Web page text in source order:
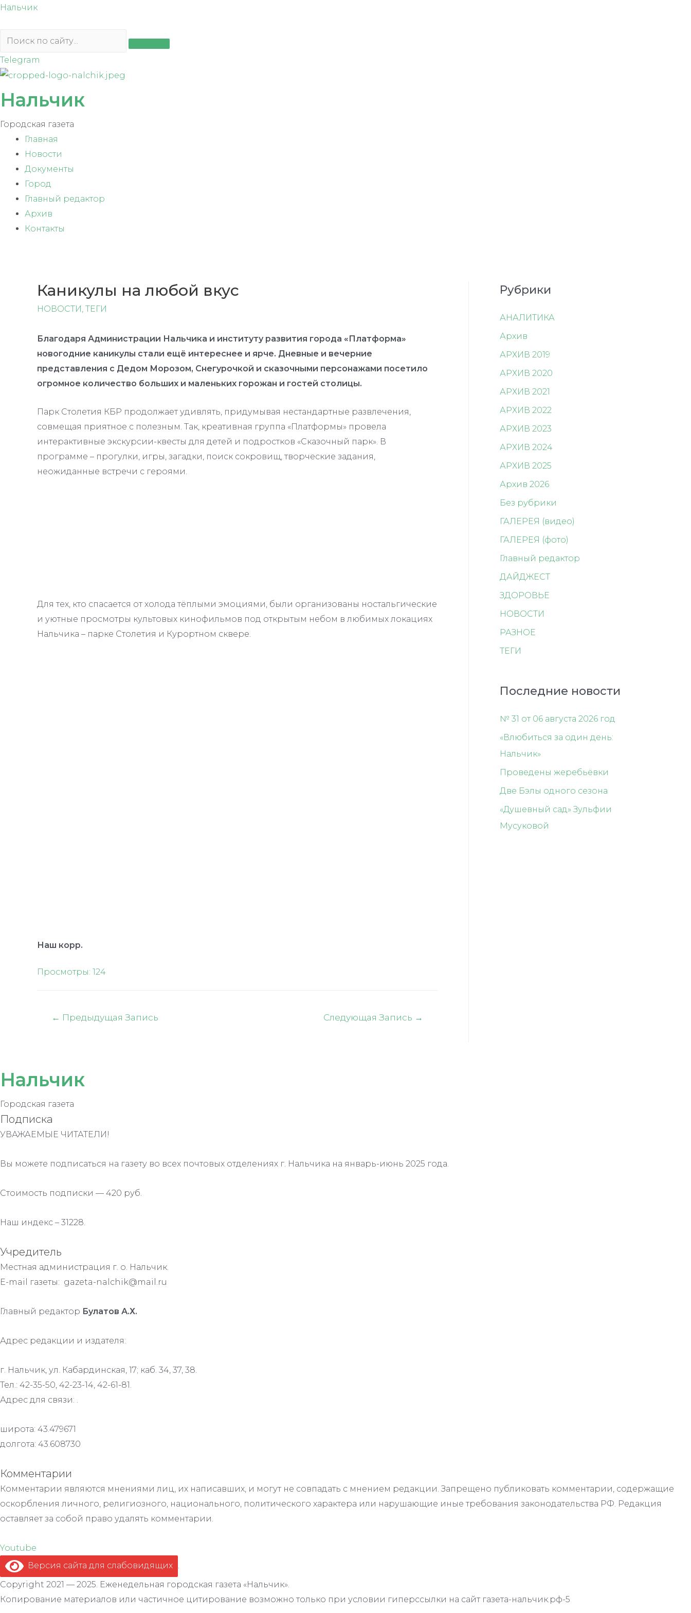
Перейти
содержимому
Нальчик
Telegram
Нальчик
Городская газета
Главная
Новости
Документы
Город
Главный редактор
Архив
Контакты
Каникулы на любой вкус
НОВОСТИ , ТЕГИ
Благодаря Администрации Нальчика и институту развития города «Платформа»
новогодние каникулы стали ещё интереснее и ярче. Дневные и вечерние
представления с Дедом Морозом, Снегурочкой и сказочными персонажами посетило
огромное количество больших и маленьких горожан и гостей столицы.
Парк Столетия КБР продолжает удивлять, придумывая нестандартные развлечения,
совмещая приятное с полезным. Так, креативная группа «Платформы» провела
интерактивные экскурсии-квесты для детей и подростков «Сказочный парк». В
программе – прогулки, игры, загадки, поиск сокровищ, творческие задания,
неожиданные встречи с героями.
Для тех, кто спасается от холода тёплыми эмоциями, были организованы ностальгические
и уютные просмотры культовых кинофильмов под открытым небом в любимых локациях
Нальчика – парке Столетия и Курортном сквере.
Наш корр.
Просмотры: 124
Навигация
← Предыдущая Запись Следующая Запись →
Рубрики
АНАЛИТИКА
Архив
АРХИВ 2019
АРХИВ 2020
АРХИВ 2021
АРХИВ 2022
АРХИВ 2023
АРХИВ 2024
АРХИВ 2025
Архив 2026
Без рубрики
ГАЛЕРЕЯ (видео)
ГАЛЕРЕЯ (фото)
Главный редактор
ДАЙДЖЕСТ
ЗДОРОВЬЕ
НОВОСТИ
РАЗНОЕ
ТЕГИ
Последние новости
№ 31 от 06 августа 2026 год
«Влюбиться за один день:
Нальчик»
Проведены жеребьёвки
Две Бэлы одного сезона
«Душевный сад» Зульфии
Мусуковой
Нальчик
Городская газета
Подписка
УВАЖАЕМЫЕ ЧИТАТЕЛИ!
Вы можете подписаться на газету во всех почтовых отделениях г. Нальчика на январь-июнь 2025 года.
Стоимость подписки — 420 руб.
Наш индекс – 31228.
Учредитель
Местная администрация г. о. Нальчик.
E-mail газеты: gazeta-nalchik@mail.ru
Главный редактор Булатов А.Х.
Адрес редакции и издателя:
г. Нальчик, ул. Кабардинская, 17; каб. 34, 37, 38.
Тел.: 42-35-50, 42-23-14, 42-61-81.
Адрес для связи: .
широта: 43.479671
долгота: 43.608730
Комментарии
Комментарии являются мнениями лиц, их написавших, и могут не совпадать с мнением редакции. Запрещено публиковать комментарии, содержащие
оскорбления личного, религиозного, национального, политического характера или нарушающие иные требования законодательства РФ. Редакция
оставляет за собой право удалять комментарии.
Youtube
Версия сайта для слабовидящих
Copyright 2021 — 2025. Еженедельная городская газета «Нальчик».
Копирование материалов или частичное цитирование возможно только при условии гиперссылки на сайт газета-нальчик.рф-5